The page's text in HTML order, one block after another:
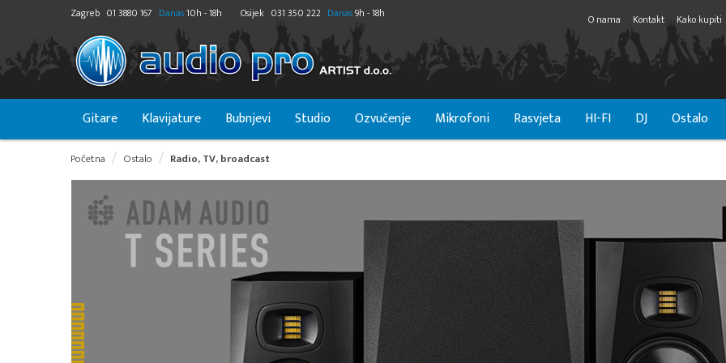
Zagreb 01 3880 167 Danas10h - 18h Osijek 031 350 222 Danas9h - 18h O nama Kontakt Kako kupiti
Gitare Klavijature Bubnjevi Studio Ozvučenje Mikrofoni Rasvjeta HI-FI DJ Ostalo
Početna Ostalo Radio, TV, broadcast